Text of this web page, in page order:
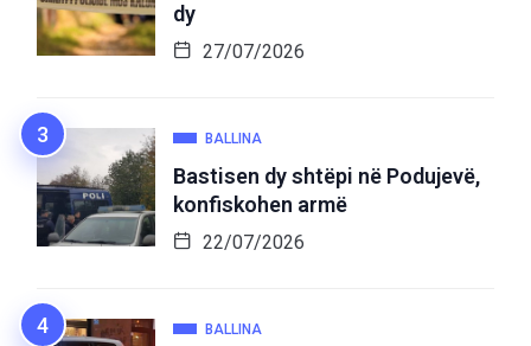
dy
27/07/2026
BALLINA
Bastisen dy shtëpi në Podujevë,
konfiskohen armë
22/07/2026
BALLINA